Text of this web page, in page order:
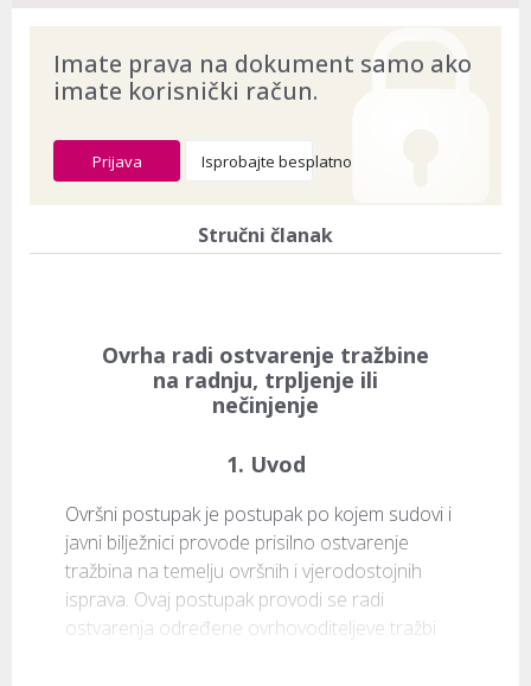
Imate prava na dokument samo ako
imate korisnički račun.
Prijava Isprobajte besplatno
Stručni članak
Ovrha radi ostvarenje tražbine
na radnju, trpljenje ili
nečinjenje
1. Uvod
Ovršni postupak je postupak po kojem sudovi i
javni bilježnici provode prisilno ostvarenje
tražbina na temelju ovršnih i vjerodostojnih
isprava. Ovaj postupak provodi se radi
ostvarenja određene ovrhovoditeljeve tražbi